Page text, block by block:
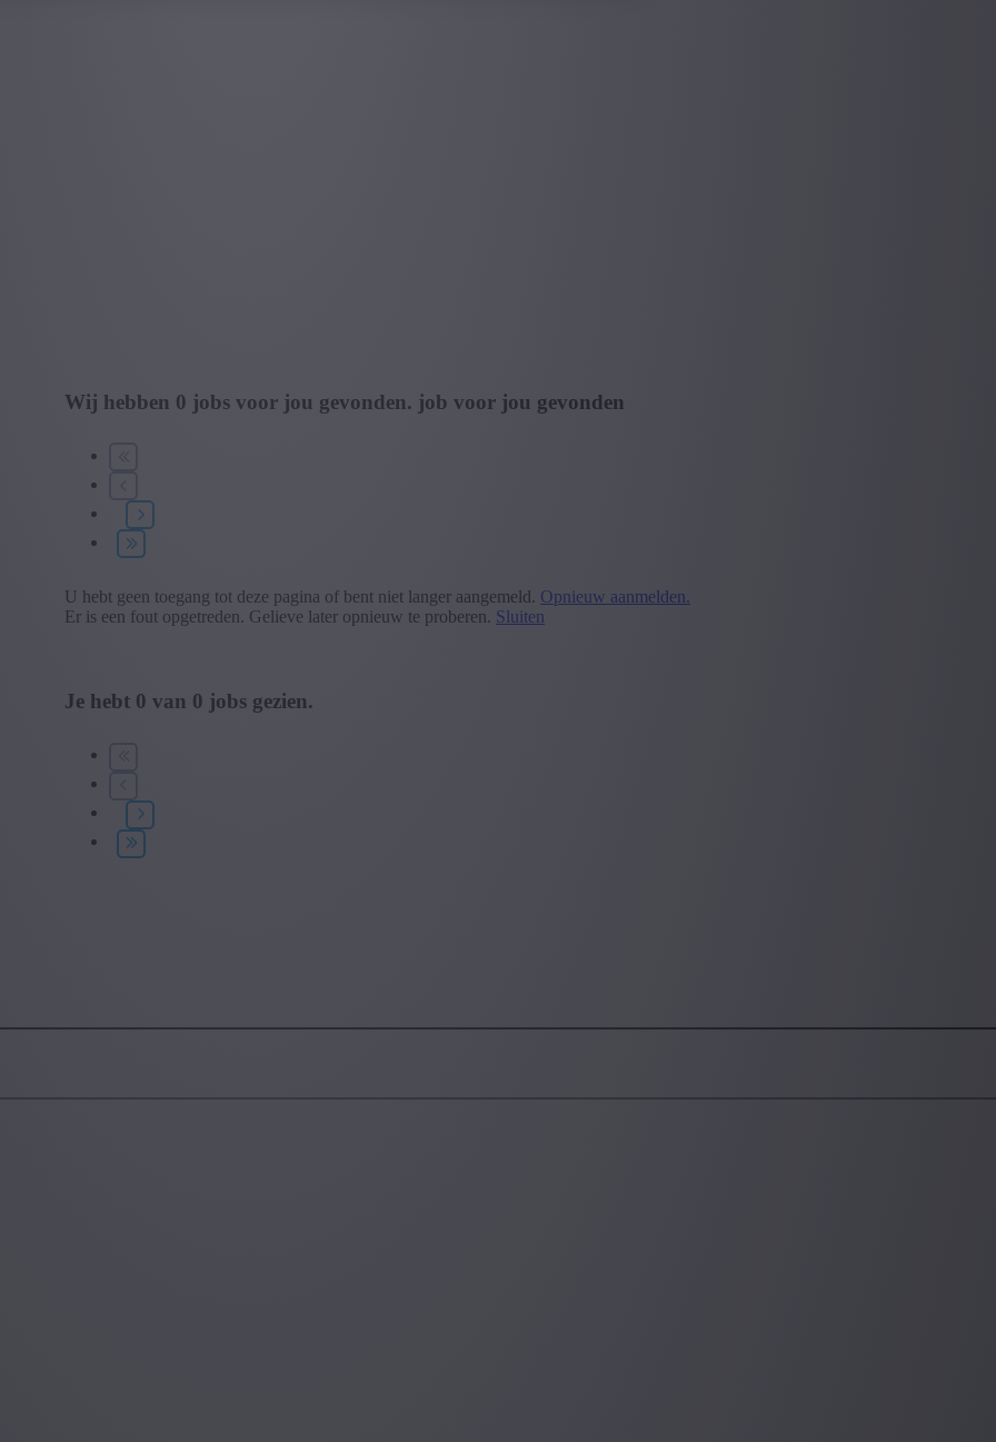
Wij hebben 0 jobs voor jou gevonden. job voor jou gevonden
U hebt geen toegang tot deze pagina of bent niet langer aangemeld. Opnieuw aanmelden.
Er is een fout opgetreden. Gelieve later opnieuw te proberen. Sluiten
Je hebt 0 van 0 jobs gezien.